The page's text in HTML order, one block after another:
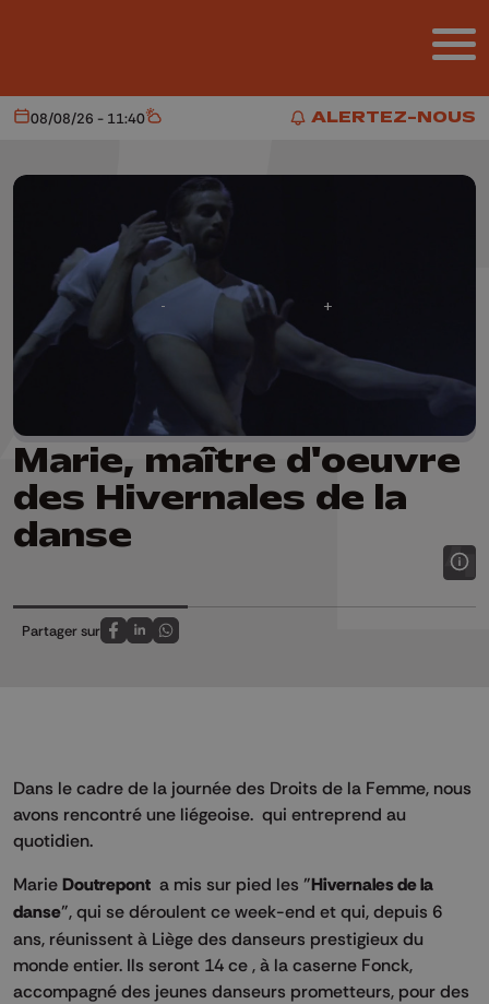
ALERTEZ-NOUS
ALERTEZ-NOUS
Aujourd'hui
08/08/26 - 11:40 Météo
Marie, maître d'oeuvre
des Hivernales de la
danse
Partager sur
Partagez sur FaceBook
Partagez sur LinkedIn
Partagez sur Whatsapp
Dans le cadre de la journée des Droits de la Femme, nous
avons rencontré une liégeoise. qui entreprend au
quotidien.
Marie Doutrepont a mis sur pied les "Hivernales de la
danse", qui se déroulent ce week-end et qui, depuis 6
ans, réunissent à Liège des danseurs prestigieux du
monde entier. Ils seront 14 ce , à la caserne Fonck,
accompagné des jeunes danseurs prometteurs, pour des